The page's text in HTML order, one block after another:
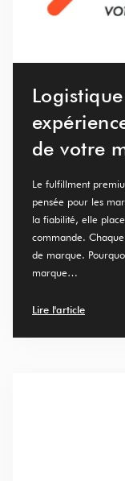
de votre
Le fulfillment
pensée pour les
la fiabilité, elle
commande.
de marque.
marque…
Lire l'article